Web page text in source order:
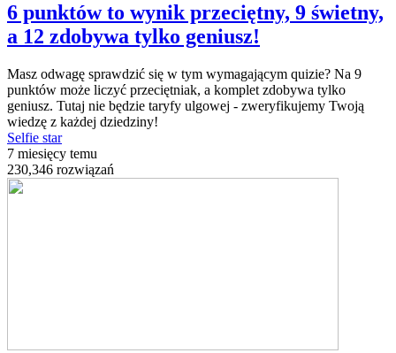
6 punktów to wynik przeciętny, 9 świetny,
a 12 zdobywa tylko geniusz!
Masz odwagę sprawdzić się w tym wymagającym quizie? Na 9
punktów może liczyć przeciętniak, a komplet zdobywa tylko
geniusz. Tutaj nie będzie taryfy ulgowej - zweryfikujemy Twoją
wiedzę z każdej dziedziny!
Selfie star
7 miesięcy temu
230,346 rozwiązań